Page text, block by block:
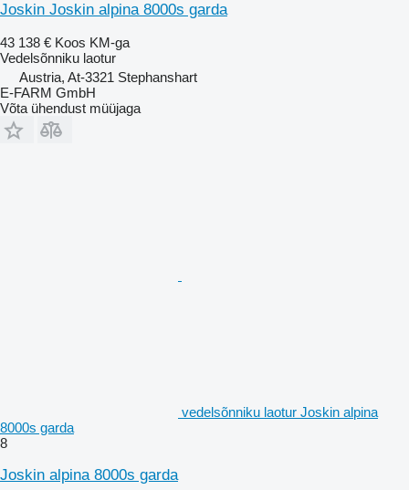
Joskin Joskin alpina 8000s garda
43 138 € Koos KM-ga
Vedelsõnniku laotur
Austria, At-3321 Stephanshart
E-FARM GmbH
Võta ühendust müüjaga
vedelsõnniku laotur Joskin alpina
8000s garda
8
Joskin alpina 8000s garda